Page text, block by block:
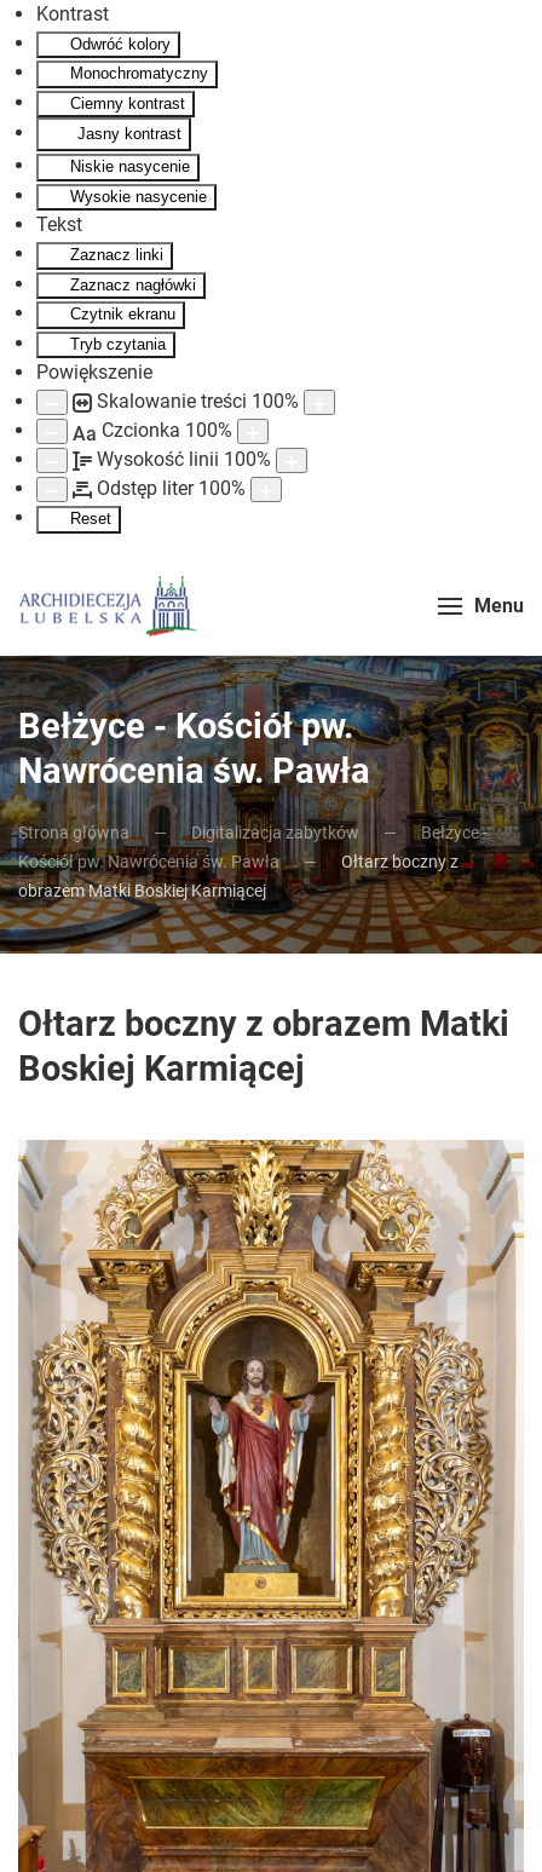
Kontrast
Odwróć kolory
Monochromatyczny
Ciemny kontrast
Jasny kontrast
Niskie nasycenie
Wysokie nasycenie
Tekst
Zaznacz linki
Zaznacz nagłówki
Czytnik ekranu
Tryb czytania
Powiększenie
Skalowanie treści 100%
Aa Czcionka 100%
Wysokość linii 100%
Odstęp liter 100%
Reset
Skip to main content
Menu
Bełżyce - Kościół pw.
Nawrócenia św. Pawła
Strona główna Digitalizacja zabytków
Bełżyce -
Kościół pw. Nawrócenia św. Pawła
Ołtarz boczny z
obrazem Matki Boskiej Karmiącej
Ołtarz boczny z obrazem Matki
Boskiej Karmiącej